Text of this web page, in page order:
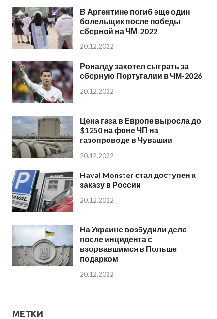
В Аргентине погиб еще один
болельщик после победы
сборной на ЧМ-2022
20.12.2022
Роналду захотел сыграть за
сборную Португалии в ЧМ-2026
20.12.2022
Цена газа в Европе выросла до
$1250 на фоне ЧП на
газопроводе в Чувашии
20.12.2022
Haval Monster стал доступен к
заказу в России
20.12.2022
На Украине возбудили дело
после инцидента с
взорвавшимся в Польше
подарком
20.12.2022
МЕТКИ